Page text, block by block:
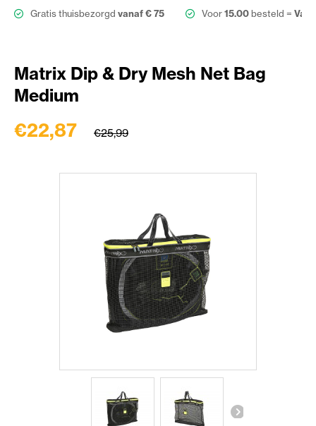
Gratis thuisbezorgd vanaf € 75 Voor15.00besteld =
Matrix Dip & Dry Mesh Net Bag
Medium
€22,87 €25,99